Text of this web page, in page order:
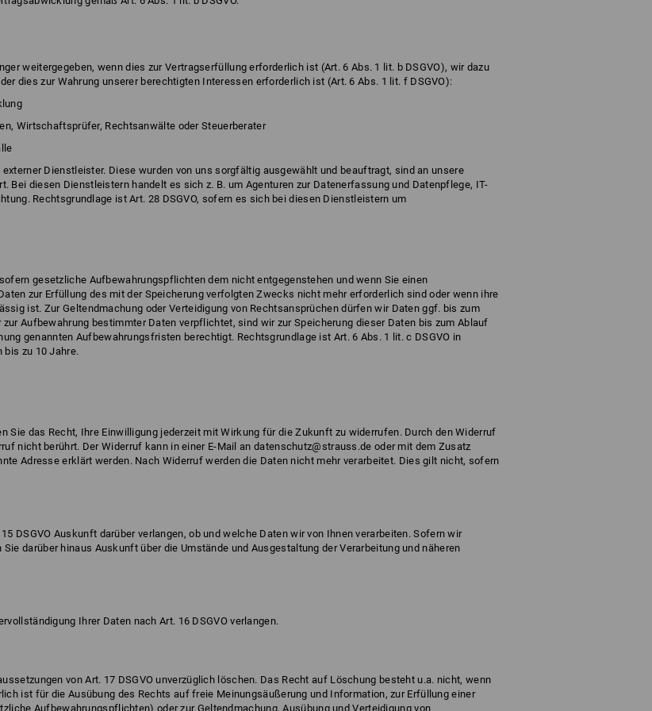
weitergegeben, wenn dies zur Vertragserfüllung erforderlich ist (Art. 6 Abs. 1 lit. b DSGVO), wir dazu
dies zur Wahrung unserer berechtigten Interessen erforderlich ist (Art. 6 Abs. 1 lit. f DSGVO):
Wirtschaftsprüfer, Rechtsanwälte oder Steuerberater
Dienstleister. Diese wurden von uns sorgfältig ausgewählt und beauftragt, sind an unsere
Bei diesen Dienstleistern handelt es sich z. B. um Agenturen zur Datenerfassung und Datenpflege, IT-
Rechtsgrundlage ist Art. 28 DSGVO, sofern es sich bei diesen Dienstleistern um
gesetzliche Aufbewahrungspflichten dem nicht entgegenstehen und wenn Sie einen
zur Erfüllung des mit der Speicherung verfolgten Zwecks nicht mehr erforderlich sind oder wenn ihre
ist. Zur Geltendmachung oder Verteidigung von Rechtsansprüchen dürfen wir Daten ggf. bis zum
Aufbewahrung bestimmter Daten verpflichtet, sind wir zur Speicherung dieser Daten bis zum Ablauf
genannten Aufbewahrungsfristen berechtigt. Rechtsgrundlage ist Art. 6 Abs. 1 lit. c DSGVO in
bis zu 10 Jahre.
Sie das Recht, Ihre Einwilligung jederzeit mit Wirkung für die Zukunft zu widerrufen. Durch den Widerruf
nicht berührt. Der Widerruf kann in einer E-Mail an datenschutz@strauss.de oder mit dem Zusatz
Adresse erklärt werden. Nach Widerruf werden die Daten nicht mehr verarbeitet. Dies gilt nicht, sofern
DSGVO Auskunft darüber verlangen, ob und welche Daten wir von Ihnen verarbeiten. Sofern wir
darüber hinaus Auskunft über die Umstände und Ausgestaltung der Verarbeitung und näheren
Ihrer Daten nach Art. 16 DSGVO verlangen.
von Art. 17 DSGVO unverzüglich löschen. Das Recht auf Löschung besteht u.a. nicht, wenn
ist für die Ausübung des Rechts auf freie Meinungsäußerung und Information, zur Erfüllung einer
Aufbewahrungspflichten) oder zur Geltendmachung, Ausübung und Verteidigung von